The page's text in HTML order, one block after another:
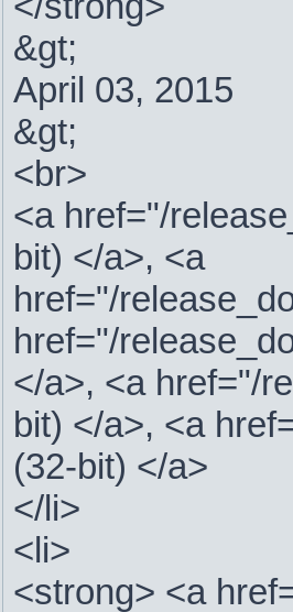
&gt;
April 03, 2015
&gt;
<br>
<a href="/
bit) </a>, <a
href="/
href="/
</a>, <a href="/
bit) </a>, <a
(32-bit) </a>
</li>
<li>
<strong> <a